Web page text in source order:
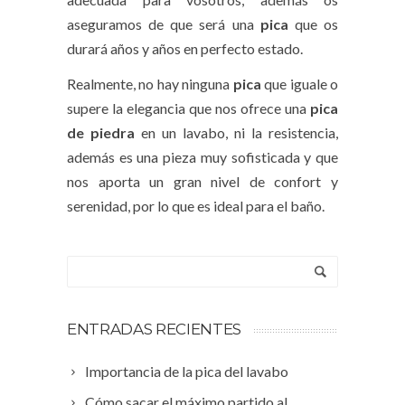
aseguramos de que será una pica que os
durará años y años en perfecto estado.
Realmente, no hay ninguna pica que iguale o
supere la elegancia que nos ofrece una pica
de piedra en un lavabo, ni la resistencia,
además es una pieza muy sofisticada y que
nos aporta un gran nivel de confort y
serenidad, por lo que es ideal para el baño.
ENTRADAS RECIENTES
Importancia de la pica del lavabo
Cómo sacar el máximo partido al